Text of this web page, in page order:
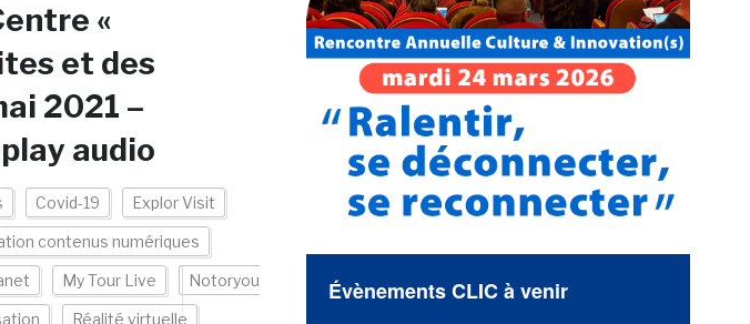
«
et des
2021 –
audio
Covid-19 Explor Visit
contenus numériques
My Tour Live Notoryou
Réalité virtuelle
Évènements CLIC à venir